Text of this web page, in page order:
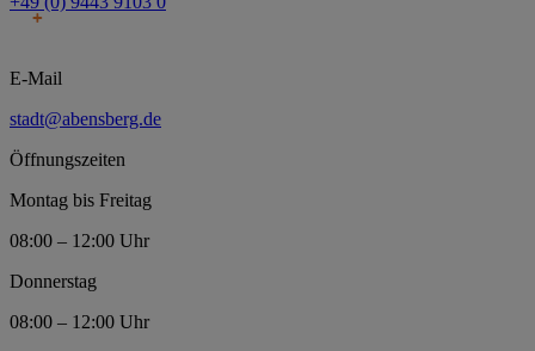
E-Mail
stadt@abensberg.de
Öffnungszeiten
Montag bis Freitag
08:00 – 12:00 Uhr
Donnerstag
08:00 – 12:00 Uhr